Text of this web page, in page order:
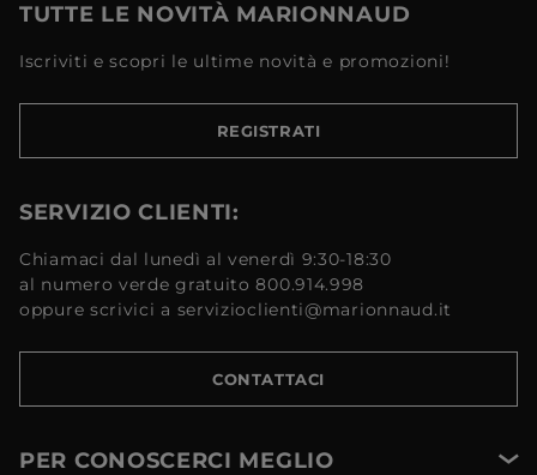
TUTTE LE NOVITÀ MARIONNAUD
Iscriviti e scopri le ultime novità e promozioni!
REGISTRATI
SERVIZIO CLIENTI:
Chiamaci dal lunedì al venerdì 9:30-18:30
al numero verde gratuito 800.914.998
oppure scrivici a servizioclienti@marionnaud.it
CONTATTACI
PER CONOSCERCI MEGLIO